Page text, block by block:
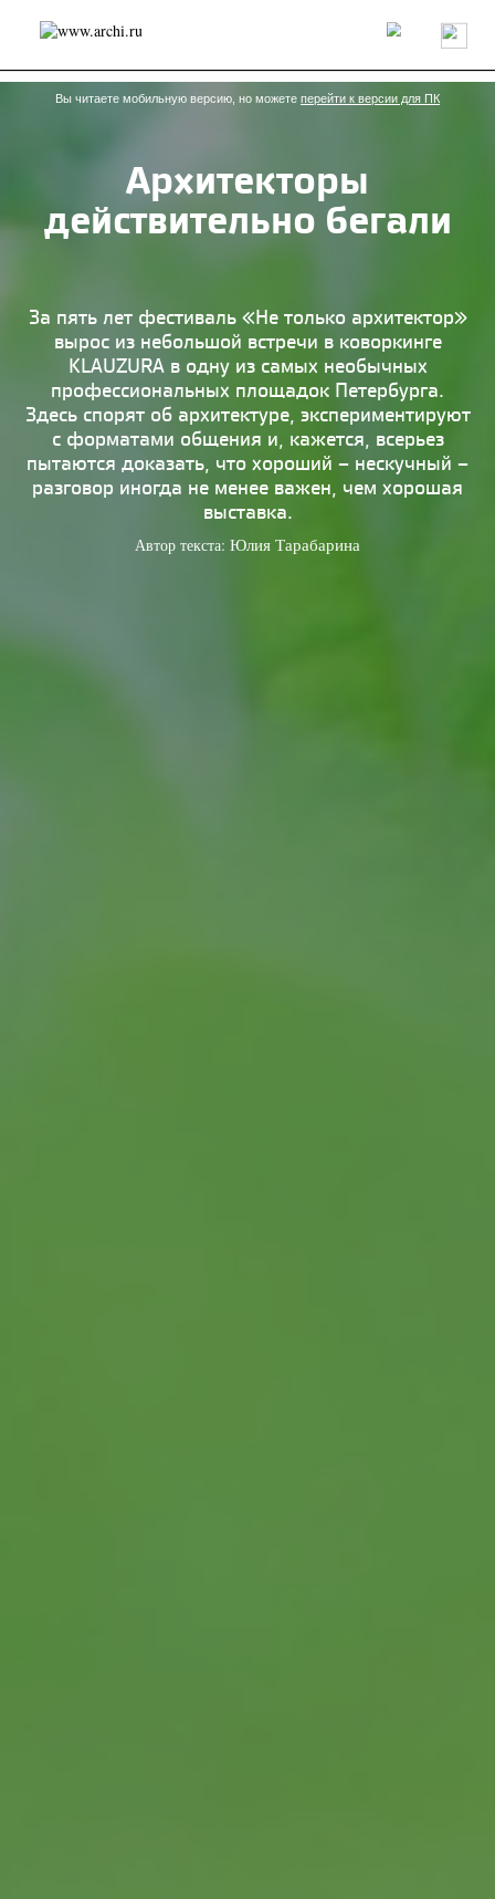
Россия Мир Технологии Интерьер Пресса
Архитекторы
Проекты
Конкурсы События Книги Вакансии
Анонсы конкурсов
Блог
Интервью Исследование
Обзор
Объект
Результаты конкурса
Книги
Наследие Образование
Урбанистика
Эко
Вы читаете мобильную версию, но можете перейти к версии для ПК
Архитекторы
действительно бегали
За пять лет фестиваль «Не только архитектор»
вырос из небольшой встречи в коворкинге
KLAUZURA в одну из самых необычных
профессиональных площадок Петербурга.
Здесь спорят об архитектуре, экспериментируют
с форматами общения и, кажется, всерьез
пытаются доказать, что хороший – нескучный –
разговор иногда не менее важен, чем хорошая
выставка.
Автор текста: Юлия Тарабарина